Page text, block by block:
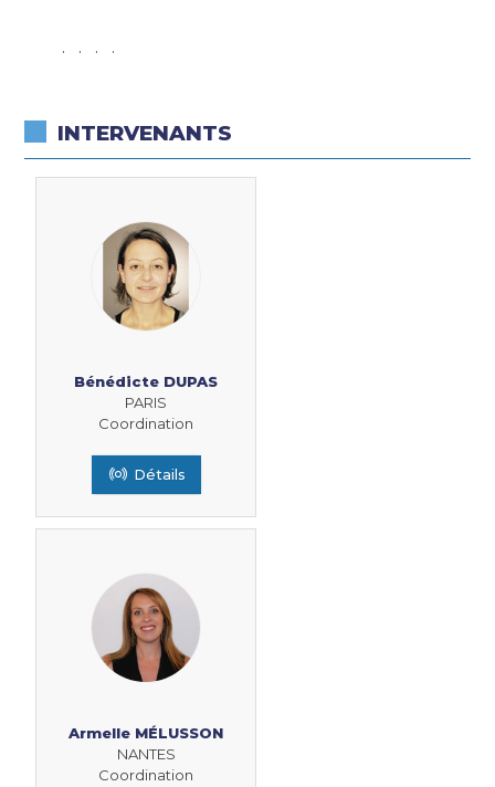
. . . .
INTERVENANTS
Bénédicte DUPAS
PARIS
Coordination
Détails
Armelle MÉLUSSON
NANTES
Coordination